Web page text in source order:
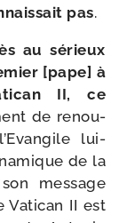
pas.
au sérieux
[pape] à
II, ce
de renou­
lui-​
de la
mes­sage
Vatican II est